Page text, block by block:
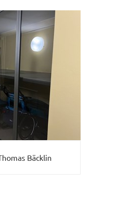
Bäcklin